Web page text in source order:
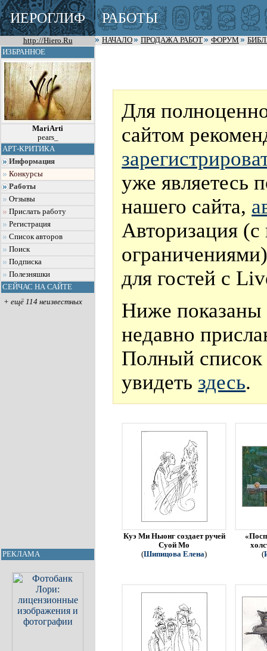
ИЕРОГЛИФ РАБОТЫ
http://Hiero.Ru НАЧАЛО ПРОДАЖА РАБОТ ФОРУМ
ИЗБРАННОЕ
MariArti
pears_
АРТ-КРИТИКА
Информация
Конкурсы
Работы
Отзывы
Прислать работу
Регистрация
Список авторов
Поиск
Подписка
Полезняшки
СЕЙЧАС НА САЙТЕ
+ ещё 114 неизвестных
РЕКЛАМА
Для
сайтом
уже являетесь
нашего сайта,
Авторизация
для гостей с
Ниже показаны
недавно
Полный
увидеть здесь.
Куэ Ми Ныонг создает ручей
Суой Мо
(Шипицова Елена)
(